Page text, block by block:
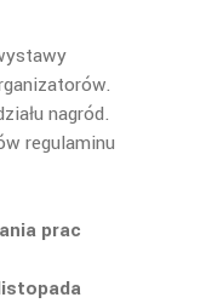
nagród.
regulaminu
prac